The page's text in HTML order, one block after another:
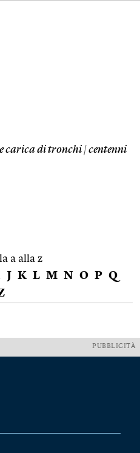
carica di tronchi |centenni
a alla z
J K L M N O P Q
PUBBLICITÀ